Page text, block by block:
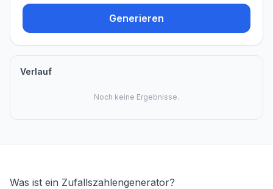
Generieren
Verlauf
Noch keine Ergebnisse.
Was ist ein Zufallszahlengenerator?